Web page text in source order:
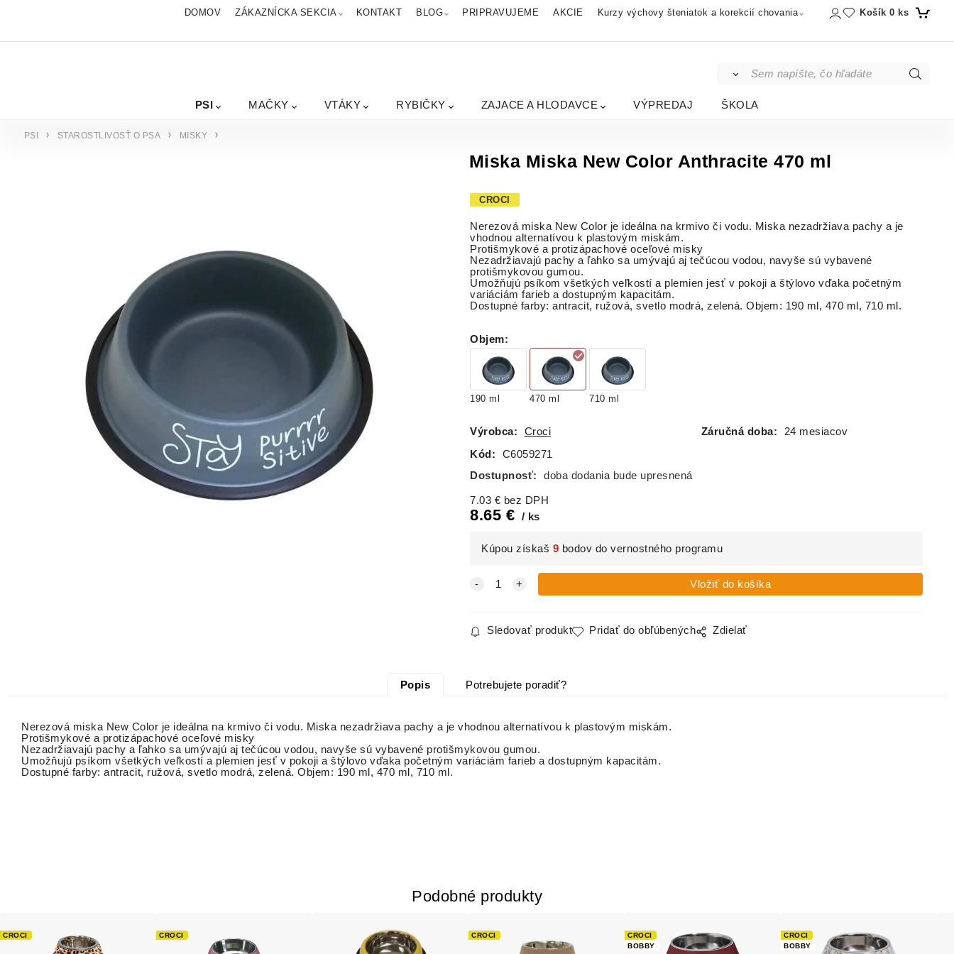
DOMOV ZÁKAZNÍCKA SEKCIA KONTAKT BLOG PRIPRAVUJEME AKCIE Kurzy výchovy šteniatok a korekcií chovania Košík 0 ks
PSI MAČKY VTÁKY RYBIČKY ZAJACE A HLODAVCE VÝPREDAJ ŠKOLA
PSI STAROSTLIVOSŤ O PSA MISKY
Miska Miska New Color Anthracite 470 ml
CROCI
Nerezová miska New Color je ideálna na krmivo či vodu. Miska nezadržiava pachy a je
vhodnou alternatívou k plastovým miskám.
Protišmykové a protizápachové oceľové misky
Nezadržiavajú pachy a ľahko sa umývajú aj tečúcou vodou, navyše sú vybavené
protišmykovou gumou.
Umožňujú psíkom všetkých veľkostí a plemien jesť v pokoji a štýlovo vďaka početným
variáciám farieb a dostupným kapacitám.
Dostupné farby: antracit, ružová, svetlo modrá, zelená. Objem: 190 ml, 470 ml, 710 ml.
Objem:
190 ml 470 ml 710 ml
Výrobca: Croci Záručná doba:
24 mesiacov
Kód:
C6059271
Dostupnosť:
doba dodania bude upresnená
7.03 € bez DPH
8.65 € ks
Kúpou získaš 9 bodov do vernostného programu
Sledovať produkt Pridať do obľúbených Zdielať
Popis Potrebujete poradiť?
Nerezová miska New Color je ideálna na krmivo či vodu. Miska nezadržiava pachy a je vhodnou alternatívou k plastovým miskám.
Protišmykové a protizápachové oceľové misky
Nezadržiavajú pachy a ľahko sa umývajú aj tečúcou vodou, navyše sú vybavené protišmykovou gumou.
Umožňujú psíkom všetkých veľkostí a plemien jesť v pokoji a štýlovo vďaka početným variáciám farieb a dostupným kapacitám.
Dostupné farby: antracit, ružová, svetlo modrá, zelená. Objem: 190 ml, 470 ml, 710 ml.
Podobné produkty
CROCI CROCI CROCI
CROCI
BOBBY
CROCI
BOBBY